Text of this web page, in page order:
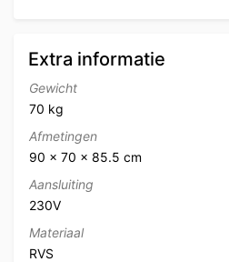
Extra informatie
Gewicht
70 kg
Afmetingen
90 × 70 × 85.5 cm
Aansluiting
230V
Materiaal
RVS